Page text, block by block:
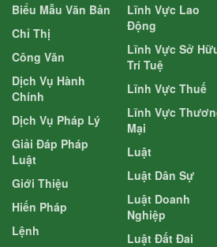
Biểu Mẫu Văn Bản
Chỉ Thị
Công Văn
Dịch Vụ Hành
Chính
Dịch Vụ Pháp Lý
Giải Đáp Pháp
Luật
Giới Thiệu
Hiến Pháp
Lệnh
Lĩnh Vực Lao
Động
Lĩnh Vực Sở
Trí Tuệ
Lĩnh Vực Thuế
Lĩnh Vực
Mại
Luật
Luật Dân Sự
Luật Doanh
Nghiệp
Luật Đất Đai